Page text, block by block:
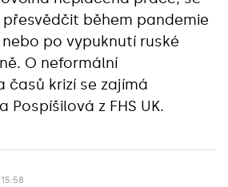
během pandemie
po vypuknutí ruské
O neformální
časů krizí se zajímá
Pospíšilová z FHS UK.